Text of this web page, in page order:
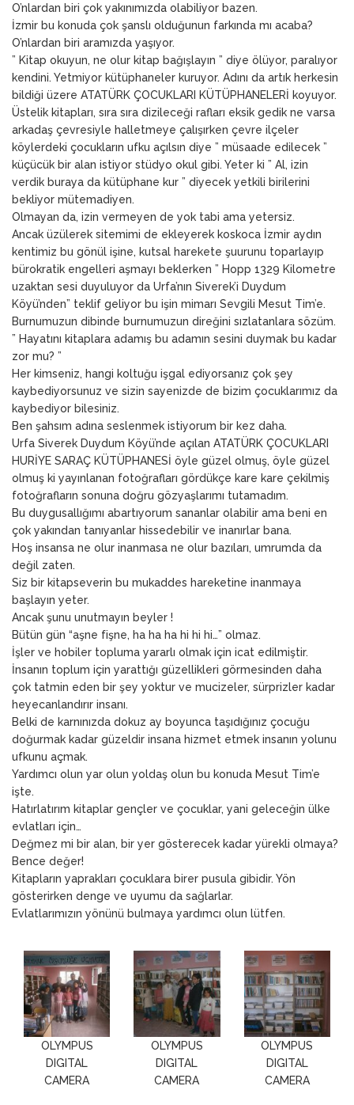
O’nlardan biri çok yakınımızda olabiliyor bazen.
İzmir bu konuda çok şanslı olduğunun farkında mı acaba?
O’nlardan biri aramızda yaşıyor.
” Kitap okuyun, ne olur kitap bağışlayın ” diye ölüyor, paralıyor
kendini. Yetmiyor kütüphaneler kuruyor. Adını da artık herkesin
bildiği üzere ATATÜRK ÇOCUKLARI KÜTÜPHANELERİ koyuyor.
Üstelik kitapları, sıra sıra dizileceği rafları eksik gedik ne varsa
arkadaş çevresiyle halletmeye çalışırken çevre ilçeler
köylerdeki çocukların ufku açılsın diye ” müsaade edilecek ”
küçücük bir alan istiyor stüdyo okul gibi. Yeter ki ” Al, izin
verdik buraya da kütüphane kur ” diyecek yetkili birilerini
bekliyor mütemadiyen.
Olmayan da, izin vermeyen de yok tabi ama yetersiz.
Ancak üzülerek sitemimi de ekleyerek koskoca İzmir aydın
kentimiz bu gönül işine, kutsal harekete şuurunu toparlayıp
bürokratik engelleri aşmayı beklerken ” Hopp 1329 Kilometre
uzaktan sesi duyuluyor da Urfa’nın Siverek’i Duydum
Köyü’nden” teklif geliyor bu işin mimarı Sevgili Mesut Tim’e.
Burnumuzun dibinde burnumuzun direğini sızlatanlara sözüm.
” Hayatını kitaplara adamış bu adamın sesini duymak bu kadar
zor mu? ”
Her kimseniz, hangi koltuğu işgal ediyorsanız çok şey
kaybediyorsunuz ve sizin sayenizde de bizim çocuklarımız da
kaybediyor bilesiniz.
Ben şahsım adına seslenmek istiyorum bir kez daha.
Urfa Siverek Duydum Köyü’nde açılan ATATÜRK ÇOCUKLARI
HURİYE SARAÇ KÜTÜPHANESİ öyle güzel olmuş, öyle güzel
olmuş ki yayınlanan fotoğrafları gördükçe kare kare çekilmiş
fotoğrafların sonuna doğru gözyaşlarımı tutamadım.
Bu duygusallığımı abartıyorum sananlar olabilir ama beni en
çok yakından tanıyanlar hissedebilir ve inanırlar bana.
Hoş insansa ne olur inanmasa ne olur bazıları, umrumda da
değil zaten.
Siz bir kitapseverin bu mukaddes hareketine inanmaya
başlayın yeter.
Ancak şunu unutmayın beyler !
Bütün gün “aşne fişne, ha ha ha hi hi hi…” olmaz.
İşler ve hobiler topluma yararlı olmak için icat edilmiştir.
İnsanın toplum için yarattığı güzellikleri görmesinden daha
çok tatmin eden bir şey yoktur ve mucizeler, sürprizler kadar
heyecanlandırır insanı.
Belki de karnınızda dokuz ay boyunca taşıdığınız çocuğu
doğurmak kadar güzeldir insana hizmet etmek insanın yolunu
ufkunu açmak.
Yardımcı olun yar olun yoldaş olun bu konuda Mesut Tim’e
işte.
Hatırlatırım kitaplar gençler ve çocuklar, yani geleceğin ülke
evlatları için…
Değmez mi bir alan, bir yer gösterecek kadar yürekli olmaya?
Bence değer!
Kitapların yaprakları çocuklara birer pusula gibidir. Yön
gösterirken denge ve uyumu da sağlarlar.
Evlatlarımızın yönünü bulmaya yardımcı olun lütfen.
OLYMPUS
DIGITAL
CAMERA
OLYMPUS
DIGITAL
CAMERA
OLYMPUS
DIGITAL
CAMERA